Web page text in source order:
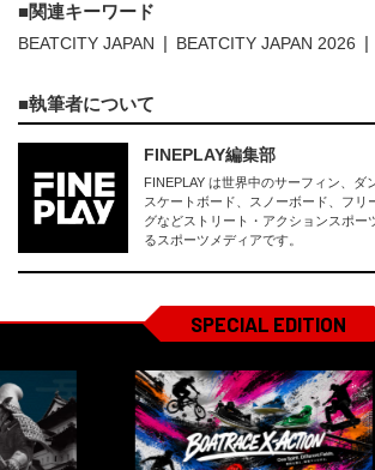
関連キーワード
BEATCITY JAPAN BEATCITY JAPAN 2026
執筆者について
FINEPLAY編集部
FINEPLAY は世界中のサーフィン、ダ
スケートボード、スノーボード、フリ
グなどストリート・アクションスポー
るスポーツメディアです。
SPECIAL EDITION